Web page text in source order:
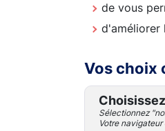
de vous
d'améliorer
Vos choix
Sélectionnez
Votre